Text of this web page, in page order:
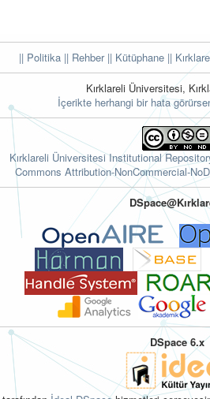
|| Politika || Rehber|| Kütüphane ||
Kırklareli Üniversitesi,
İçerikte herhangi bir hata
Kırklareli Üniversitesi Institutional
Commons Attribution-NonCommercial-
DSpace 6.x